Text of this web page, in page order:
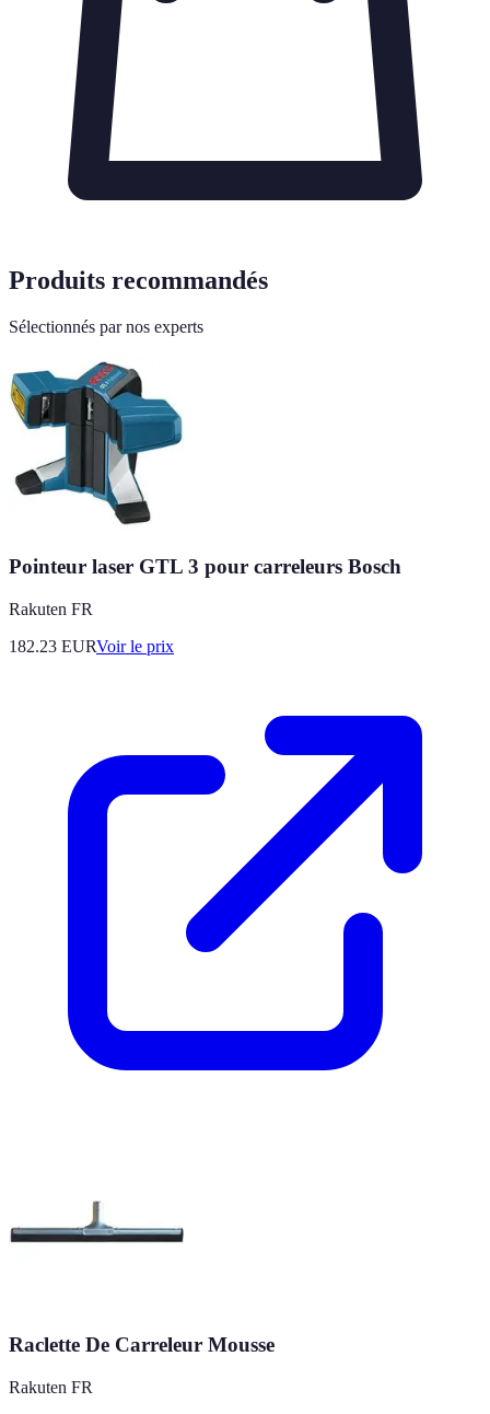
Produits recommandés
Sélectionnés par nos experts
Pointeur laser GTL 3 pour carreleurs Bosch
Rakuten FR
182.23 EURVoir le prix
Raclette De Carreleur Mousse
Rakuten FR